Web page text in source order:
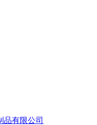
有限公司